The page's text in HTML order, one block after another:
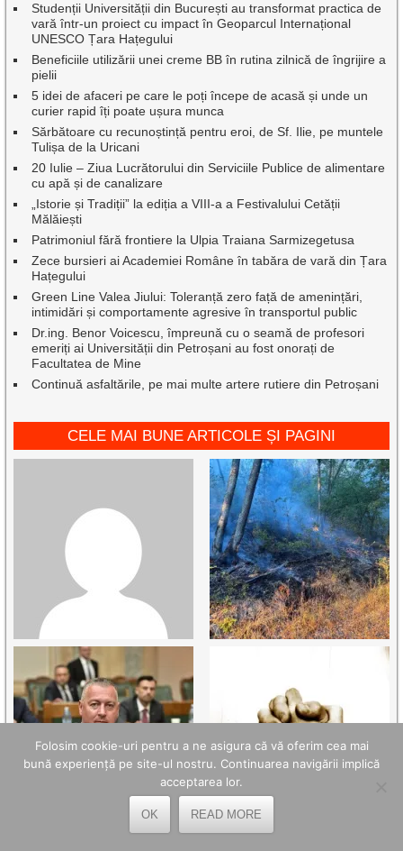
Studenții Universității din București au transformat practica de
vară într-un proiect cu impact în Geoparcul Internațional
UNESCO Țara Hațegului
Beneficiile utilizării unei creme BB în rutina zilnică de îngrijire a
pielii
5 idei de afaceri pe care le poți începe de acasă și unde un
curier rapid îți poate ușura munca
Sărbătoare cu recunoștință pentru eroi, de Sf. Ilie, pe muntele
Tulișa de la Uricani
20 Iulie – Ziua Lucrătorului din Serviciile Publice de alimentare
cu apă și de canalizare
„Istorie și Tradiții” la ediția a VIII-a a Festivalului Cetății
Mălăiești
Patrimoniul fără frontiere la Ulpia Traiana Sarmizegetusa
Zece bursieri ai Academiei Române în tabăra de vară din Țara
Hațegului
Green Line Valea Jiului: Toleranță zero față de amenințări,
intimidări și comportamente agresive în transportul public
Dr.ing. Benor Voicescu, împreună cu o seamă de profesori
emeriți ai Universității din Petroșani au fost onorați de
Facultatea de Mine
Continuă asfaltările, pe mai multe artere rutiere din Petroșani
CELE MAI BUNE ARTICOLE ȘI PAGINI
Folosim cookie-uri pentru a ne asigura că vă oferim cea mai
bună experiență pe site-ul nostru. Continuarea navigării implică
acceptarea lor.
OK READ MORE